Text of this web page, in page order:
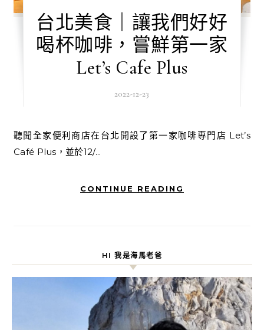
台北美食｜讓我們好好
喝杯咖啡，嘗鮮第一家
Let’s Cafe Plus
2022-12-23
聽聞全家便利商店在台北開設了第一家咖啡專門店 Let’s
Café Plus，並於12/...
CONTINUE READING
HI 我是海馬老爸